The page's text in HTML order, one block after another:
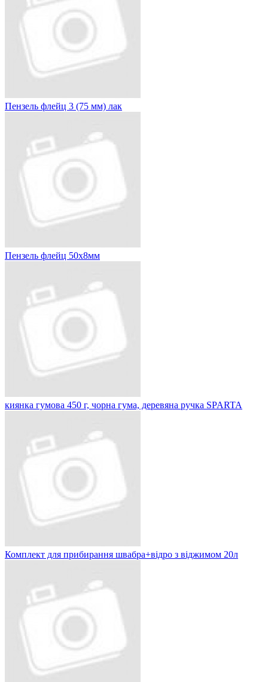
Пензель флейц 3 (75 мм) лак
Пензель флейц 50х8мм
киянка гумова 450 г, чорна гума, деревяна ручка SPARTA
Комплект для прибирання швабра+відро з віджимом 20л